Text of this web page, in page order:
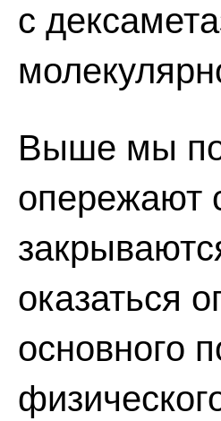
с
Выше мы
опережают
оказаться
основного